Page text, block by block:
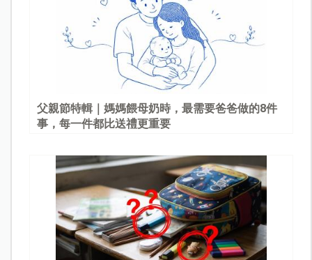
父親節特輯｜媽媽餵母奶時，最需要爸爸做的8件
事，每一件都比送禮更重要